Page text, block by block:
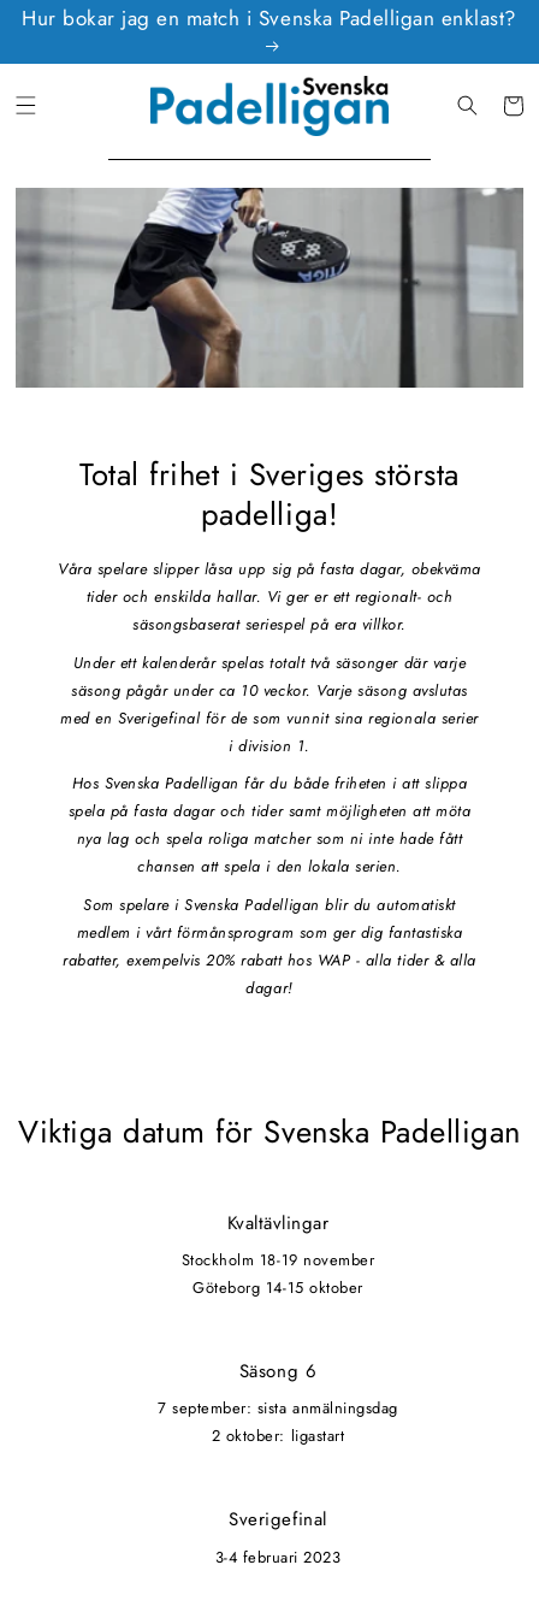
vidare
till
Hur bokar jag en match i Svenska Padelligan enklast?
Total frihet i Sveriges största
padelliga!
Våra spelare slipper låsa upp sig på fasta dagar, obekväma
tider och enskilda hallar. Vi ger er ett regionalt- och
säsongsbaserat seriespel på era villkor.
Under ett kalenderår spelas totalt två säsonger där varje
säsong pågår under ca 10 veckor. Varje säsong avslutas
med en Sverigefinal för de som vunnit sina regionala serier
i division 1.
Hos Svenska Padelligan får du både friheten i att slippa
spela på fasta dagar och tider samt möjligheten att möta
nya lag och spela roliga matcher som ni inte hade fått
chansen att spela i den lokala serien.
Som spelare i Svenska Padelligan blir du automatiskt
medlem i vårt förmånsprogram som ger dig fantastiska
rabatter, exempelvis 20% rabatt hos WAP - alla tider & alla
dagar!
Viktiga datum för Svenska Padelligan
Kvaltävlingar
Stockholm 18-19 november
Göteborg 14-15 oktober
Säsong 6
7 september: sista anmälningsdag
2 oktober: ligastart
Sverigefinal
3-4 februari 2023